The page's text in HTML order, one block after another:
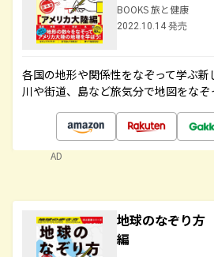
BOOKS 旅と健康
2022.10.14 発売
各国の地形や関係性をなぞって学ぶ新
川や街道、島など旅気分で地図をなぞ
AD
地球のなぞり
編